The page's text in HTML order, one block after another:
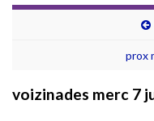
prox
voizinades merc 7